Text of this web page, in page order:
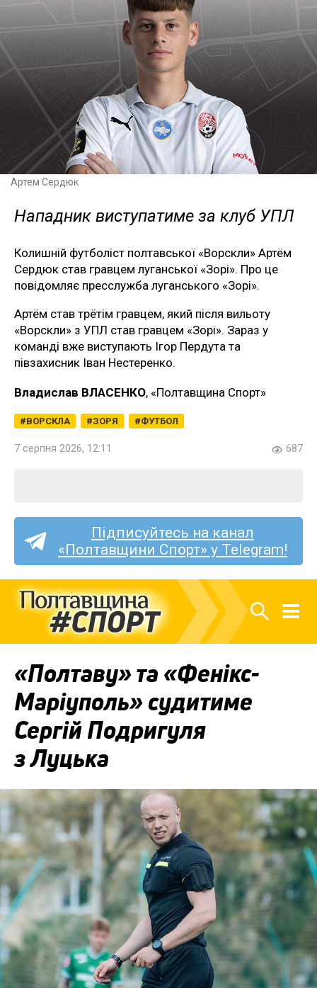
Артем Сердюк
Нападник виступатиме за клуб УПЛ
Колишній футболіст полтавської «Ворскли» Артём
Сердюк став гравцем луганської «Зорі». Про це
повідомляє пресслужба луганського «Зорі».
Артём став трётім гравцем, який після вильоту
«Ворскли» з УПЛ став гравцем «Зорі». Зараз у
команді вже виступають Ігор Пердута та
півзахисник Іван Нестеренко.
Владислав ВЛАСЕНКО, «Полтавщина Спорт»
ВОРСКЛА ЗОРЯ ФУТБОЛ
7 серпня 2026, 12:11 687
Підписуйтесь на канал
«Полтавщини Спорт» у Telegram!
«Полтаву» та «Фенікс-
Маріуполь» судитиме
Сергій Подригуля
з Луцька